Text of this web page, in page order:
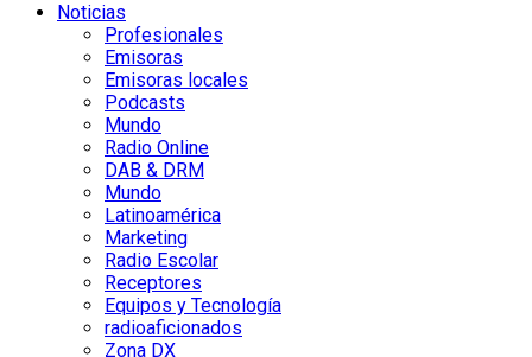
Noticias
Profesionales
Emisoras
Emisoras locales
Podcasts
Mundo
Radio Online
DAB & DRM
Mundo
Latinoamérica
Marketing
Radio Escolar
Receptores
Equipos y Tecnología
radioaficionados
Zona DX